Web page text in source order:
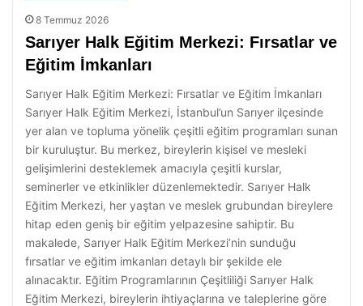
8 Temmuz 2026
Sarıyer Halk Eğitim Merkezi: Fırsatlar ve
Eğitim İmkanları
Sarıyer Halk Eğitim Merkezi: Fırsatlar ve Eğitim İmkanları
Sarıyer Halk Eğitim Merkezi, İstanbul’un Sarıyer ilçesinde
yer alan ve topluma yönelik çeşitli eğitim programları sunan
bir kuruluştur. Bu merkez, bireylerin kişisel ve mesleki
gelişimlerini desteklemek amacıyla çeşitli kurslar,
seminerler ve etkinlikler düzenlemektedir. Sarıyer Halk
Eğitim Merkezi, her yaştan ve meslek grubundan bireylere
hitap eden geniş bir eğitim yelpazesine sahiptir. Bu
makalede, Sarıyer Halk Eğitim Merkezi’nin sunduğu
fırsatlar ve eğitim imkanları detaylı bir şekilde ele
alınacaktır. Eğitim Programlarının Çeşitliliği Sarıyer Halk
Eğitim Merkezi, bireylerin ihtiyaçlarına ve taleplerine göre